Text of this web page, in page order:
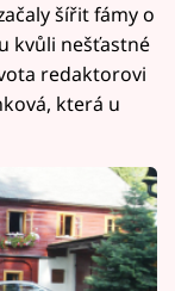
šířit fámy o
kvůli nešťastné
redaktorovi
která u